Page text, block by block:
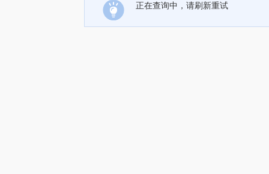
正在查询中，请刷新重试